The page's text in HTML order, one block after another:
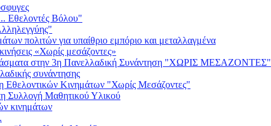
Εθελοντές Βόλου"
πολιτών για υπαίθριο εμπόριο και μεταλλαγμένα
«Χωρίς μεσάζοντες»
στην 3η Πανελλαδική Συνάντηση "ΧΩΡΙΣ ΜΕΣΑΖΟΝΤΕΣ"
συνάντησης
Εθελοντικών Κινημάτων "Χωρίς Μεσάζοντες"
Συλλογή Μαθητικού Υλικού
κινημάτων